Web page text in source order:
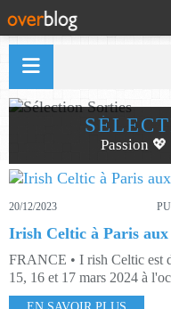
Passion
20/12/2023
Irish Celtic à Paris aux
FRANCE • I rish Celtic est
15, 16 et 17 mars 2024 à